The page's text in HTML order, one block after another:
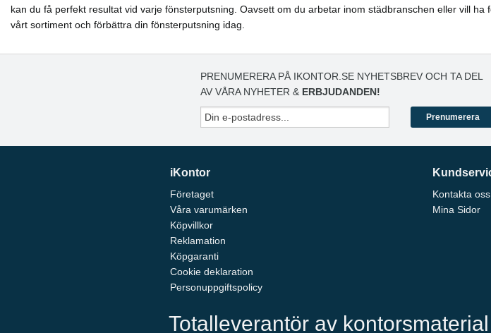
kan du få perfekt resultat vid varje fönsterputsning. Oavsett om du arbetar inom städbranschen eller vill
vårt sortiment och förbättra din fönsterputsning idag.
PRENUMERERA PÅ IKONTOR.SE NYHETSBREV OCH TA DEL
AV VÅRA NYHETER & ERBJUDANDEN!
Prenumerera
iKontor
Företaget
Våra varumärken
Köpvillkor
Reklamation
Köpgaranti
Cookie deklaration
Personuppgiftspolicy
Kontakta oss
Mina Sidor
Totalleverantör av